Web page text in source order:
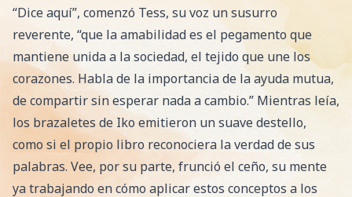
“Dice aquí”, comenzó Tess, su voz un susurro
reverente, “que la amabilidad es el pegamento que
mantiene unida a la sociedad, el tejido que une los
corazones. Habla de la importancia de la ayuda mutua,
de compartir sin esperar nada a cambio.” Mientras leía,
los brazaletes de Iko emitieron un suave destello,
como si el propio libro reconociera la verdad de sus
palabras. Vee, por su parte, frunció el ceño, su mente
ya trabajando en cómo aplicar estos conceptos a los